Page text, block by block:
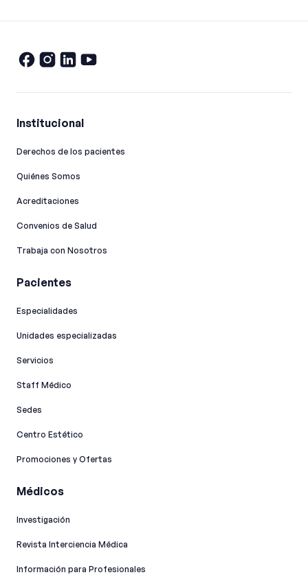
Institucional
Derechos de los pacientes
Quiénes Somos
Acreditaciones
Convenios de Salud
Trabaja con Nosotros
Pacientes
Especialidades
Unidades especializadas
Servicios
Staff Médico
Sedes
Centro Estético
Promociones y Ofertas
Médicos
Investigación
Revista Interciencia Médica
Información para Profesionales